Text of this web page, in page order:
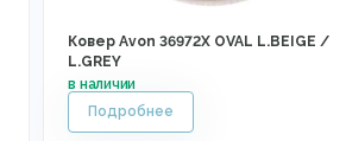
Ковер Avon 36972X OVAL L.BEIGE /
L.GREY